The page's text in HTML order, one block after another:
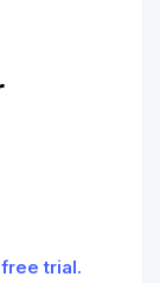
trial.